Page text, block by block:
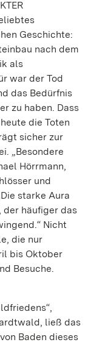
Geschichte:
nach dem
als
war der Tod
das Bedürfnis
zu haben. Dass
die Toten
sicher zur
„Besondere
Hörrmann,
und
starke Aura
der häufiger das
Nicht
die nur
bis Oktober
Besuche.
ließ das
Baden dieses